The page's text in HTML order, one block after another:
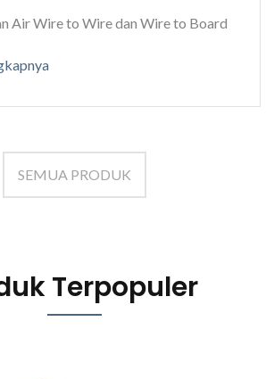
Air Wire to Wire dan Wire to Board
SEMUA PRODUK
Terpopuler